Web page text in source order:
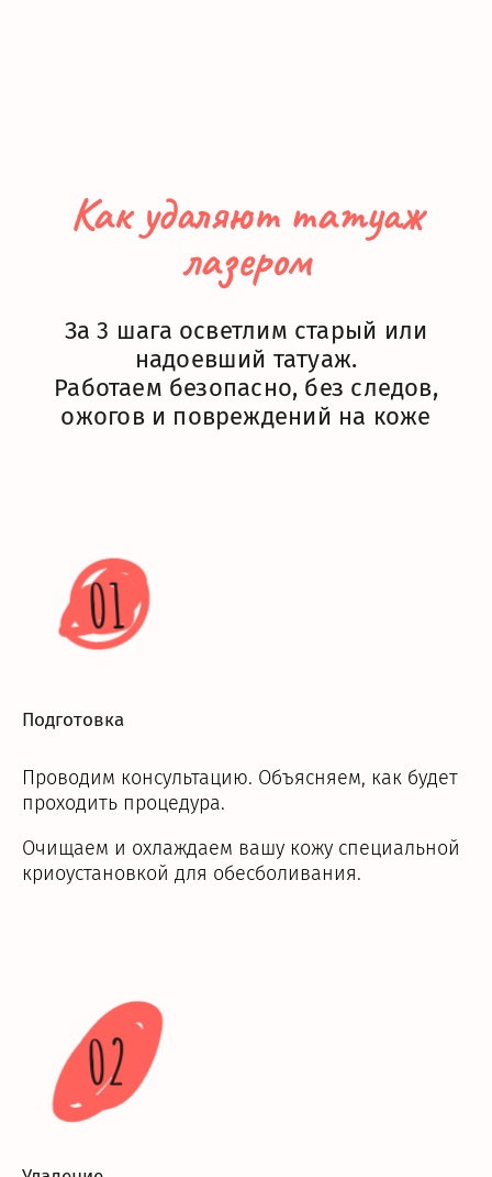
Как удаляют татуаж
лазером
За 3 шага осветлим старый или
надоевший татуаж.
Работаем безопасно, без следов,
ожогов и повреждений на коже
01
Подготовка
Проводим консультацию. Объясняем, как будет
проходить процедура.
Очищаем и охлаждаем вашу кожу специальной
криоустановкой для обесболивания.
02